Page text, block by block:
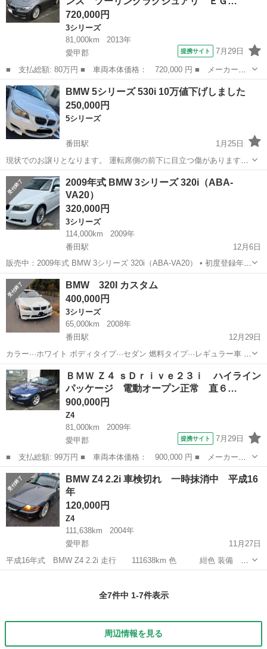
ピューター...
720,000円
3シリーズ
81,000km
2013年
愛甲郡
提携サイト 7月29日
■ 支払総額: 80万円 ■ 車両本体価格： 720,000 円 ■ メーカー
名： ＢＭＷ ■ 車種名： ３シリーズ ■ グレード名： ３２０ｄ
ブルーパフォーマンス ツーリングラグジュアリ ＥＧＲ分解洗浄・
ＤＰＦクリーニン...
神奈川 愛甲郡 3シリーズ
BMW 5シリーズ 530i 10万値下げしました
250,000円
5シリーズ
番田駅
1月25日
現状でのお譲りとなります。 運転席側の前下に目立つ傷があります。
細かい傷などは現車見ていただければかと思います。 走行距離
1080000キロ 平成19年式 セルモーター新品です！！ 見ての通り左後
ろのタイヤがパンク...
神奈川 愛甲郡 番田駅 走行距離
2009年式 BMW 3シリーズ 320i（ABA-
VA20）
320,000円
3シリーズ
114,000km
2009年
番田駅
12月6日
販売中：2009年式 BMW 3シリーズ 320i（ABA-VA20） • 初度登録年
月：2009年12月（平成21年12月） • グレード：320i • 型式：ABA-
VA20 • エンジン：1.99L（2.0L）...
神奈川 愛甲郡 番田駅 3シリーズ
BMW 320I カスタム
400,000円
3シリーズ
65,000km
2008年
番田駅
12月29日
カラー···ホワイト ボディタイプ···セダン 燃料タイプ···レギュラー車 年
式···平成18年式 走行距離···6万 〜 6.9万km カスタム総額150万かかっ
てます BEAMコンプリート 距離64,500km マフ...
神奈川 愛甲郡
ＢＭＷ Ｚ４ ｓＤｒｉｖｅ２３ｉ ハイライン
パッケージ 電動オープン正常 直６…
900,000円
Z4
81,000km
2009年
愛甲郡
提携サイト 7月29日
■ 支払総額: 99万円 ■ 車両本体価格： 900,000 円 ■ メーカー
名： ＢＭＷ ■ 車種名： Ｚ４ ■ グレード名： ｓＤｒｉｖｅ２
３ｉ ハイラインパッケージ 電動オープン正常 直６ ２５００ｃ
ｃ ６速ＡＴマニ...
神奈川 愛甲郡
BMW Z4 2.2i 車検切れ 一時抹消中 平成16
年
120,000円
Z4
111,638km
2004年
愛甲郡
11月27日
平成16年式 BMW Z4 2.2i 走行 111638km 色 紺色 装備
電動オープン(動作不良).ナビ(不具合)、ETC付き。鍵１つ。 傷や汚れ
全7件中 1-7件表示
周辺情報を見る